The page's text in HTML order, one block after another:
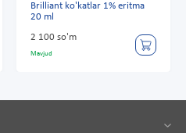
Brilliant ko'katlar 1% eritma
20 ml
2 100 so'm
Mavjud